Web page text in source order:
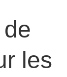
les